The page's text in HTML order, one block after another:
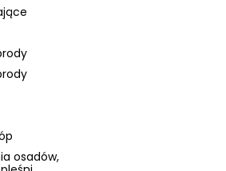
osadów,